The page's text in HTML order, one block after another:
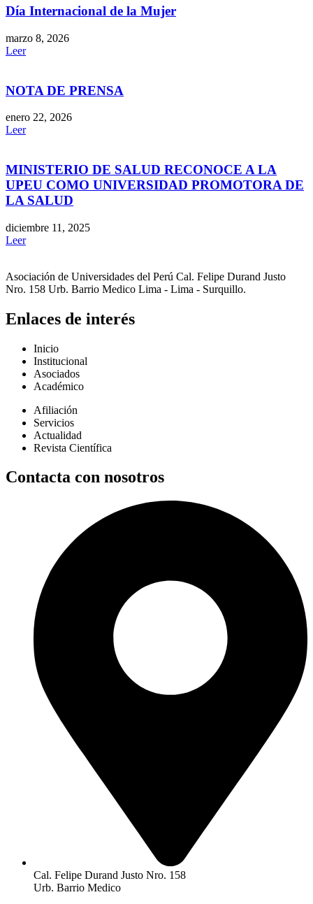
Día Internacional de la Mujer
marzo 8, 2026
Leer
NOTA DE PRENSA
enero 22, 2026
Leer
MINISTERIO DE SALUD RECONOCE A LA
UPEU COMO UNIVERSIDAD PROMOTORA DE
LA SALUD
diciembre 11, 2025
Leer
Asociación de Universidades del Perú Cal. Felipe Durand Justo
Nro. 158 Urb. Barrio Medico Lima - Lima - Surquillo.
Enlaces de interés
Inicio
Institucional
Asociados
Académico
Afiliación
Servicios
Actualidad
Revista Científica
Contacta con nosotros
Cal. Felipe Durand Justo Nro. 158
Urb. Barrio Medico